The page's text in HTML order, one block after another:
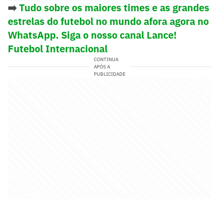
➡️Tudo sobre os maiores times e as grandes
estrelas do futebol no mundo afora agora no
WhatsApp. Siga o nosso canal Lance!
Futebol Internacional
CONTINUA
APÓS A
PUBLICIDADE